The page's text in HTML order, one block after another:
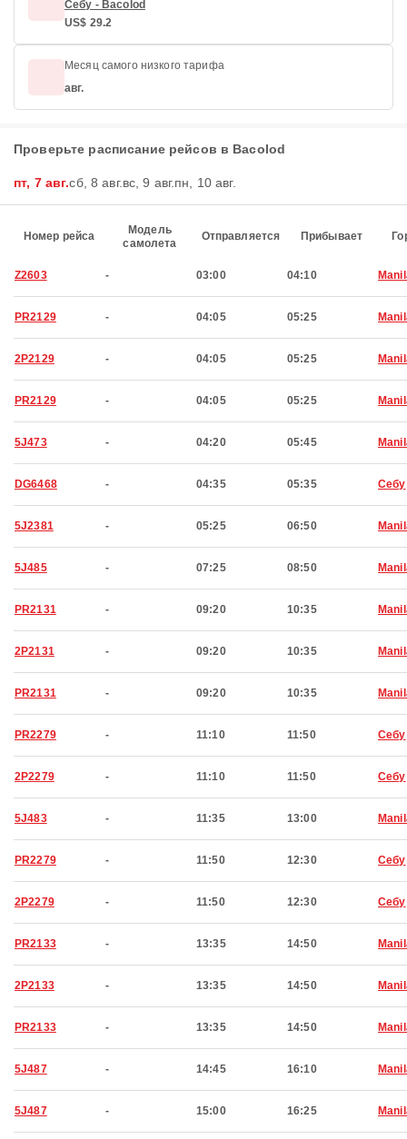
Себу - Bacolod
US$ 29.2
Месяц самого низкого тарифа
авг.
Проверьте расписание рейсов в Bacolod
пт, 7 авг.сб, 8 авг.вс, 9 авг.пн, 10 авг.
Номер рейса
Модель
самолета
Отправляется Прибывает
Z2603 - 03:00 04:10
PR2129 - 04:05 05:25
2P2129 - 04:05 05:25
PR2129 - 04:05 05:25
5J473 - 04:20 05:45
DG6468 - 04:35 05:35 Себу
5J2381 - 05:25 06:50
5J485 - 07:25 08:50
PR2131 - 09:20 10:35
2P2131 - 09:20 10:35
PR2131 - 09:20 10:35
PR2279 - 11:10 11:50 Себу
2P2279 - 11:10 11:50 Себу
5J483 - 11:35 13:00
PR2279 - 11:50 12:30 Себу
2P2279 - 11:50 12:30 Себу
PR2133 - 13:35 14:50
2P2133 - 13:35 14:50
PR2133 - 13:35 14:50
5J487 - 14:45 16:10
5J487 - 15:00 16:25